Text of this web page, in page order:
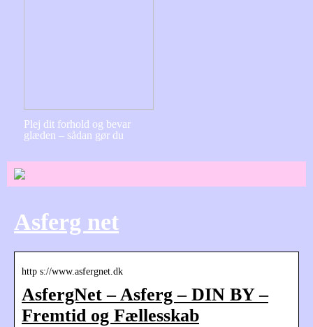
Plej dit forhold og bevar
glæden – sådan gør du
Asferg net
http s://www.asfergnet.dk
AsfergNet – Asferg – DIN BY –
Fremtid og Fællesskab